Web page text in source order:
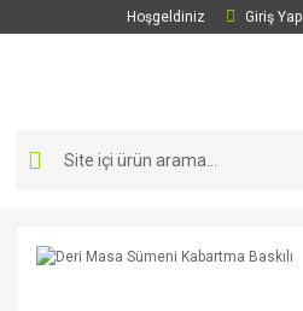
Hoşgeldiniz Giriş Yap